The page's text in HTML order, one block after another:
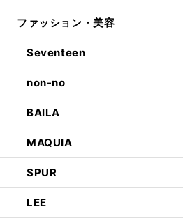
ファッション・美容
Seventeen
non-no
BAILA
MAQUIA
SPUR
LEE